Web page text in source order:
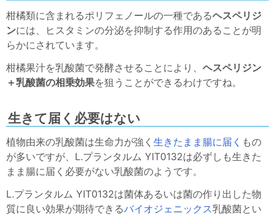
柑橘類に含まれるポリフェノールの一種であるヘスペリジ
ンには、ヒスタミンの分泌を抑制する作用のあることが明
らかにされています。
柑橘果汁を乳酸菌で発酵させることにより、 ヘスペリジン
＋乳酸菌の相乗効果を狙うことができるわけですね。
生きて届く必要はない
植物由来の乳酸菌は生命力が強く 生きたまま腸に届く もの
が多いですが、L.プランタルム YIT0132は必ずしも生きた
まま腸に届く必要がない乳酸菌のようです。
L.プランタルム YIT0132は菌体あるいは菌の作り出した物
質に良い効果が期待できるバイオジェニックス乳酸菌とい